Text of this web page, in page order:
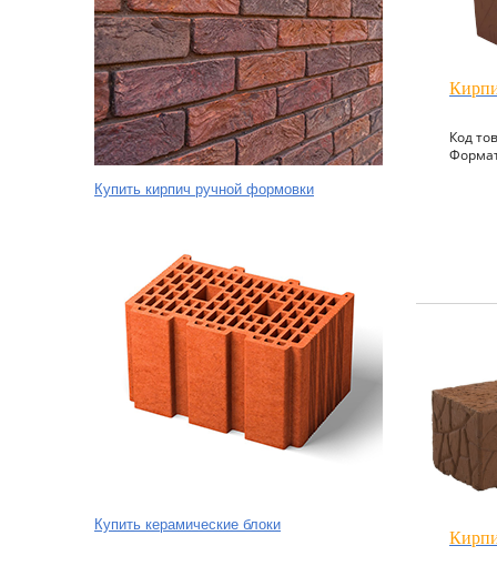
Купить кирпич ручной формовки
Купить керамические блоки
Код